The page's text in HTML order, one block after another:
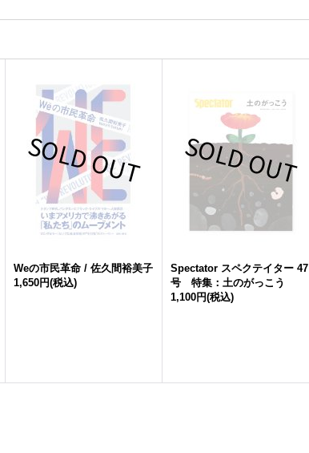
Weの市民革命 / 佐久間裕美子
1,650円(税込)
Spectator スペクテイター 47
号 特集：土のがっこう
1,100円(税込)